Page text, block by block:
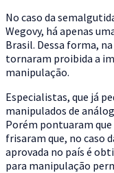
No caso da
Wegovy, há apenas
Brasil. Dessa forma,
tornaram proibida a
manipulação.
Especialistas, que já
manipulados de
Porém pontuaram
frisaram que, no caso
aprovada no país é
para manipulação